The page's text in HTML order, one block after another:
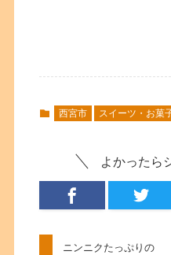
西宮市 スイーツ・お菓
よかったら
ニンニクたっぷりの